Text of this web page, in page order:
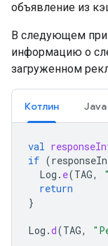
объявление из
В следующем
информацию о
загруженном
Котлин Java
val
if (
Log . e(TAG,
return
}
Log .d(TAG,